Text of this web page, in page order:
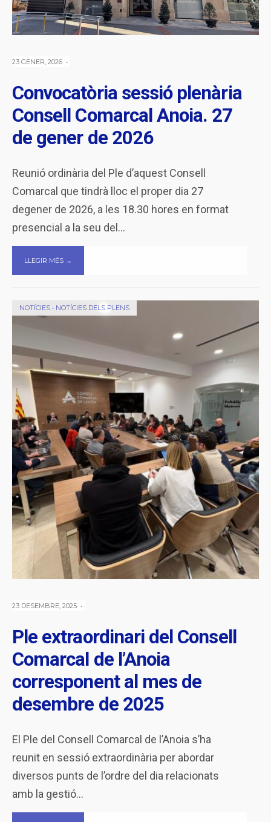
23 GENER, 2026 •
Convocatòria sessió plenària
Consell Comarcal Anoia. 27
de gener de 2026
Reunió ordinària del Ple d’aquest Consell
Comarcal que tindrà lloc el proper dia 27
degener de 2026, a les 18.30 hores en format
presencial a la seu del ...
LLEGIR MÉS →
NOTÍCIES • NOTÍCIES DELS PLENS
23 DESEMBRE, 2025 •
Ple extraordinari del Consell
Comarcal de l’Anoia
corresponent al mes de
desembre de 2025
El Ple del Consell Comarcal de l’Anoia s’ha
reunit en sessió extraordinària per abordar
diversos punts de l’ordre del dia relacionats
amb la gestió...